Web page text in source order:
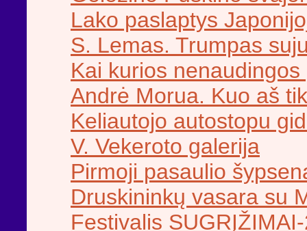
Lako paslaptys
S. Lemas. Trumpas
Kai kurios
Andrė Morua. Kuo aš
Keliautojo autostopu
V. Vekeroto galerija
Pirmoji pasaulio
Druskininkų vasara su
Festivalis